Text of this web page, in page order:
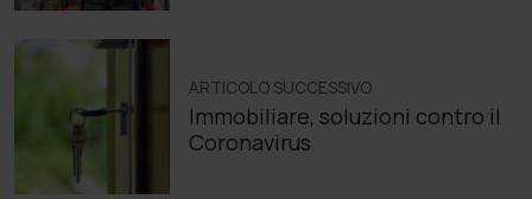
ARTICOLO SUCCESSIVO
Immobiliare, soluzioni contro il
Coronavirus